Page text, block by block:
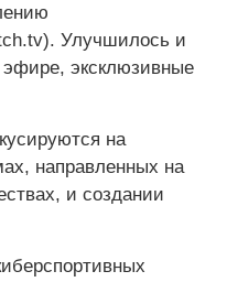
Улучшилось и
эфире, эксклюзивные
на
направленных на
и создании